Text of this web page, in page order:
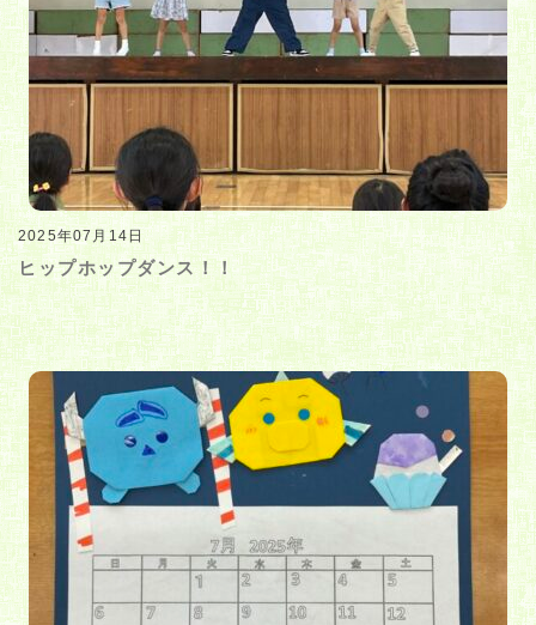
2025年07月14日
ヒップホップダンス！！